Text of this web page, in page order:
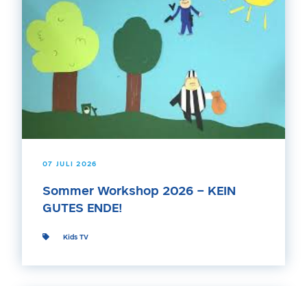
07 JULI 2026
Sommer Workshop 2026 – KEIN
GUTES ENDE!
Kids TV